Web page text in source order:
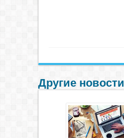
Другие новости